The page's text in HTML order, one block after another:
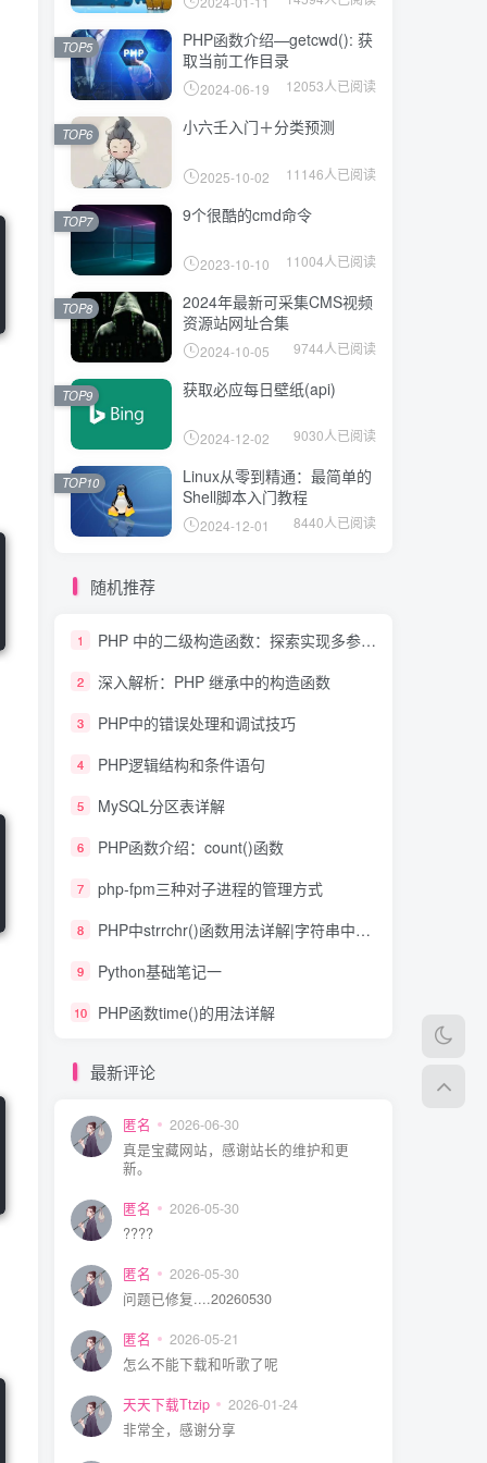
PHP函数介绍—getcwd(): 获
取当前工作目录
2024-06-19 12053人已阅读
TOP5
小六壬入门＋分类预测
2025-10-02 11146人已阅读
TOP6
9个很酷的cmd命令
2023-10-10 11004人已阅读
TOP7
2024年最新可采集CMS视频
资源站网址合集
2024-10-05 9744人已阅读
TOP8
获取必应每日壁纸(api)
2024-12-02 9030人已阅读
TOP9
Linux从零到精通：最简单的
Shell脚本入门教程
2024-12-01 8440人已阅读
TOP10
随机推荐
1 PHP 中的二级构造函数：探索实现多参数构造方法的技术
2 深入解析：PHP 继承中的构造函数
3 PHP中的错误处理和调试技巧
4 PHP逻辑结构和条件语句
5 MySQL分区表详解
6 PHP函数介绍：count()函数
7 php-fpm三种对子进程的管理方式
8 PHP中strrchr()函数用法详解|字符串中最后一次出现的位置
9 Python基础笔记一
10 PHP函数time()的用法详解
最新评论
匿名
2026-06-30
真是宝藏网站，感谢站长的维护和更
新。
匿名
2026-05-30
????
匿名
2026-05-30
问题已修复....20260530
匿名
2026-05-21
怎么不能下载和听歌了呢
天天下载Ttzip
2026-01-24
非常全，感谢分享